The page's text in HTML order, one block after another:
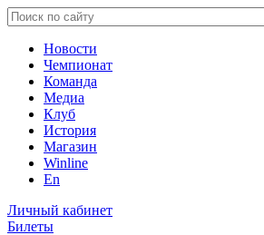
Новости
Чемпионат
Команда
Медиа
Клуб
История
Магазин
Winline
En
Личный кабинет
Билеты